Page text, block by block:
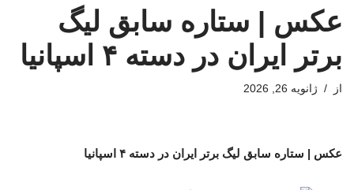
عکس | ستاره سابق لیگ
برتر ایران در دسته ۴ اسپانیا
از ژانویه 26, 2026
عکس | ستاره سابق لیگ برتر ایران در دسته ۴ اسپانیا